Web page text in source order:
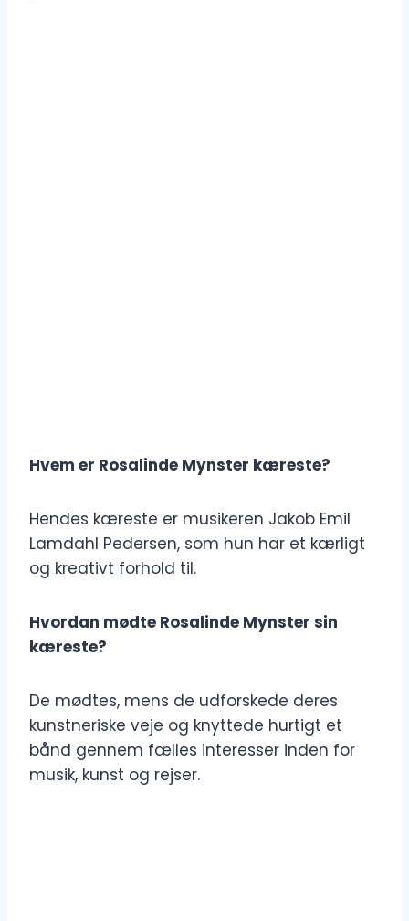
Hvem er Rosalinde Mynster kæreste?
Hendes kæreste er musikeren Jakob Emil
Lamdahl Pedersen, som hun har et kærligt
og kreativt forhold til.
Hvordan mødte Rosalinde Mynster sin
kæreste?
De mødtes, mens de udforskede deres
kunstneriske veje og knyttede hurtigt et
bånd gennem fælles interesser inden for
musik, kunst og rejser.